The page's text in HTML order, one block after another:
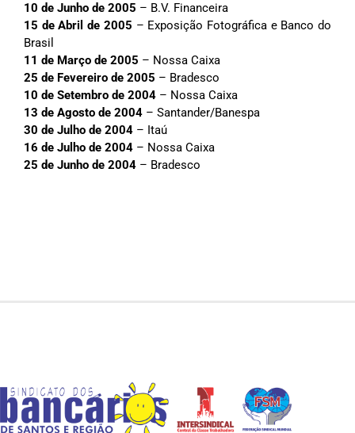
10 de Junho de 2005 – B.V. Financeira
15 de Abril de 2005 – Exposição Fotográfica e Banco do
Brasil
11 de Março de 2005 – Nossa Caixa
25 de Fevereiro de 2005 – Bradesco
10 de Setembro de 2004 – Nossa Caixa
13 de Agosto de 2004 – Santander/Banespa
30 de Julho de 2004 – Itaú
16 de Julho de 2004 – Nossa Caixa
25 de Junho de 2004 – Bradesco